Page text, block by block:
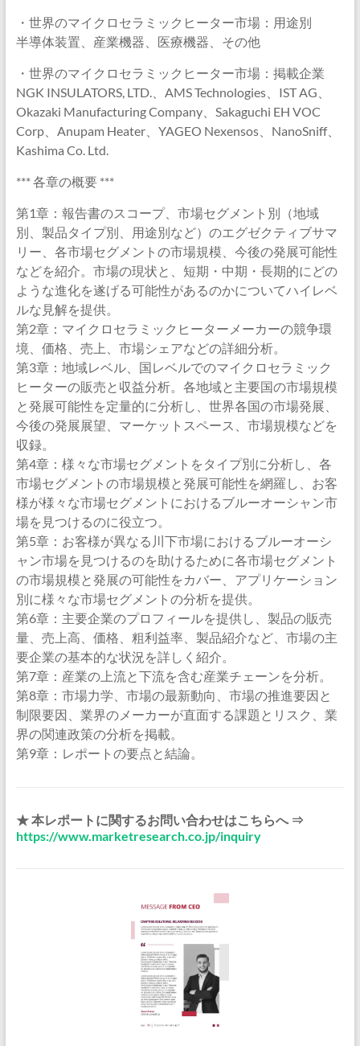
・世界のマイクロセラミックヒーター市場：用途別
半導体装置、産業機器、医療機器、その他
・世界のマイクロセラミックヒーター市場：掲載企業
NGK INSULATORS, LTD.、AMS Technologies、IST AG、
Okazaki Manufacturing Company、Sakaguchi EH VOC
Corp、Anupam Heater、YAGEO Nexensos、NanoSniff、
Kashima Co. Ltd.
*** 各章の概要 ***
第1章：報告書のスコープ、市場セグメント別（地域
別、製品タイプ別、用途別など）のエグゼクティブサマ
リー、各市場セグメントの市場規模、今後の発展可能性
などを紹介。市場の現状と、短期・中期・長期的にどの
ような進化を遂げる可能性があるのかについてハイレベ
ルな見解を提供。
第2章：マイクロセラミックヒーターメーカーの競争環
境、価格、売上、市場シェアなどの詳細分析。
第3章：地域レベル、国レベルでのマイクロセラミック
ヒーターの販売と収益分析。各地域と主要国の市場規模
と発展可能性を定量的に分析し、世界各国の市場発展、
今後の発展展望、マーケットスペース、市場規模などを
収録。
第4章：様々な市場セグメントをタイプ別に分析し、各
市場セグメントの市場規模と発展可能性を網羅し、お客
様が様々な市場セグメントにおけるブルーオーシャン市
場を見つけるのに役立つ。
第5章：お客様が異なる川下市場におけるブルーオーシ
ャン市場を見つけるのを助けるために各市場セグメント
の市場規模と発展の可能性をカバー、アプリケーション
別に様々な市場セグメントの分析を提供。
第6章：主要企業のプロフィールを提供し、製品の販売
量、売上高、価格、粗利益率、製品紹介など、市場の主
要企業の基本的な状況を詳しく紹介。
第7章：産業の上流と下流を含む産業チェーンを分析。
第8章：市場力学、市場の最新動向、市場の推進要因と
制限要因、業界のメーカーが直面する課題とリスク、業
界の関連政策の分析を掲載。
第9章：レポートの要点と結論。
★ 本レポートに関するお問い合わせはこちらへ ⇒
https://www.marketresearch.co.jp/inquiry